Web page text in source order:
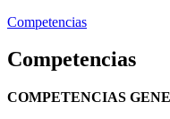
Competencias
Competencias
COMPETENCIAS